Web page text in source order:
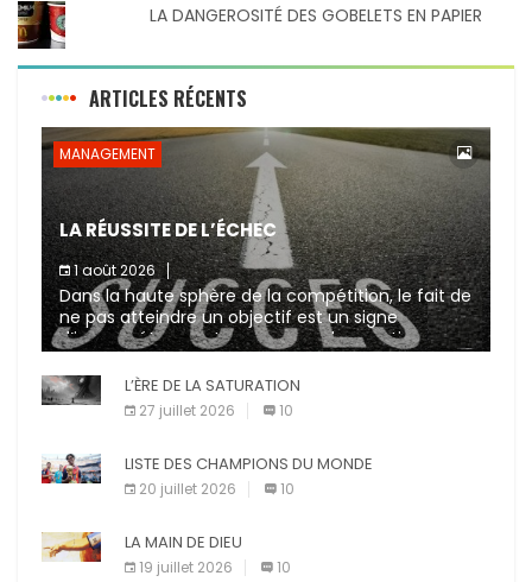
LA DANGEROSITÉ DES GOBELETS EN PAPIER
ARTICLES RÉCENTS
MANAGEMENT
LA RÉUSSITE DE L’ÉCHEC
1 août 2026
Dans la haute sphère de la compétition, le fait de
ne pas atteindre un objectif est un signe
d’incompétence et une source de sanctions
diverses (avertissement, […]
L’ÈRE DE LA SATURATION
27 juillet 2026 10
LISTE DES CHAMPIONS DU MONDE
20 juillet 2026 10
LA MAIN DE DIEU
19 juillet 2026 10